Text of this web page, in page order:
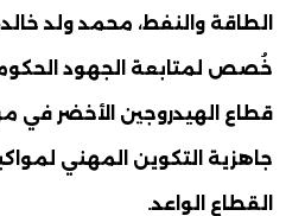
الطاقة والنفط، محمد ولد
خُصص لمتابعة الجهود
قطاع الهيدروجين الأخضر في
جاهزية التكوين المهني
القطاع الواعد.